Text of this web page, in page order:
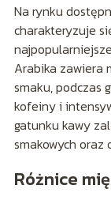
Na rynku
charakteryzuje
Arabika zawiera
smaku, podczas
kofeiny i
gatunku kawy
smakowych
Różnice